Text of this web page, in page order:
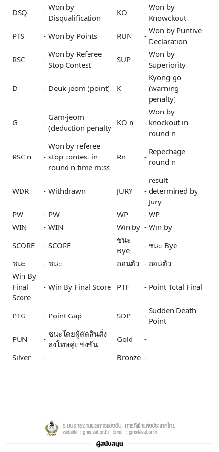
DSQ
-
Won by
Disqualification
KO -
Won by
Knowckout
PTS
- Won by Points RUN -
Won by Puntive
Declaration
RSC
-
Won by Referee
Stop Contest
SUP -
Won by
Superiority
D - Deuk-jeom (point) K -
Kyong-go
(warning
penalty)
G -
Gam-jeom
(deduction penalty
KO n -
Won by
knockout in
round n
RSC n -
Won by referee
stop contest in
round n time m:ss
Rn -
Repechage
round n
WDR - Withdrawn JURY -
result
determined by
Jury
PW
- PW WP - WP
WIN
- WIN Win by - Win by
SCORE
- SCORE
ชนะ
Bye
- ชนะ Bye
ชนะ
- ชนะ ถอนตัว - ถอนตัว
Win By
Final
Score
- Win By Final Score PTF - Point Total Final
PTG - Point Gap SDP -
Sudden Death
Point
PUN
-
ชนะโดยผู้ตัดสินสั่ง
ลงโทษคู่แข่งขัน
Gold
-
Silver
- Bronze -